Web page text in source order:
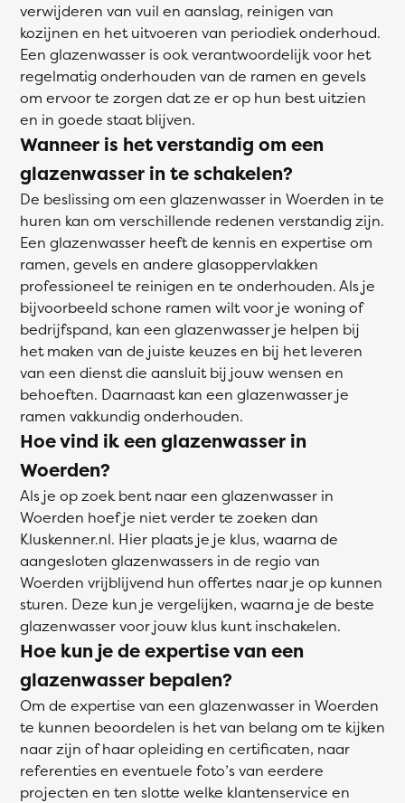
verwijderen van vuil en aanslag, reinigen van
kozijnen en het uitvoeren van periodiek onderhoud.
Een glazenwasser is ook verantwoordelijk voor het
regelmatig onderhouden van de ramen en gevels
om ervoor te zorgen dat ze er op hun best uitzien
en in goede staat blijven.
Wanneer is het verstandig om een
glazenwasser in te schakelen?
De beslissing om een glazenwasser in Woerden in te
huren kan om verschillende redenen verstandig zijn.
Een glazenwasser heeft de kennis en expertise om
ramen, gevels en andere glasoppervlakken
professioneel te reinigen en te onderhouden. Als je
bijvoorbeeld schone ramen wilt voor je woning of
bedrijfspand, kan een glazenwasser je helpen bij
het maken van de juiste keuzes en bij het leveren
van een dienst die aansluit bij jouw wensen en
behoeften. Daarnaast kan een glazenwasser je
ramen vakkundig onderhouden.
Hoe vind ik een glazenwasser in
Woerden?
Als je op zoek bent naar een glazenwasser in
Woerden hoef je niet verder te zoeken dan
Kluskenner.nl. Hier plaats je je klus, waarna de
aangesloten glazenwassers in de regio van
Woerden vrijblijvend hun offertes naar je op kunnen
sturen. Deze kun je vergelijken, waarna je de beste
glazenwasser voor jouw klus kunt inschakelen.
Hoe kun je de expertise van een
glazenwasser bepalen?
Om de expertise van een glazenwasser in Woerden
te kunnen beoordelen is het van belang om te kijken
naar zijn of haar opleiding en certificaten, naar
referenties en eventuele foto’s van eerdere
projecten en ten slotte welke klantenservice en